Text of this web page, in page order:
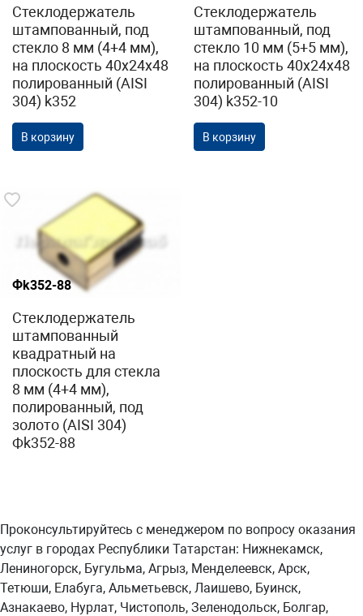
Стеклодержатель
штампованный, под
стекло 8 мм (4+4 мм),
на плоскость 40х24х48
полированный (AISI
304) k352
В корзину
Стеклодержатель
штампованный, под
стекло 10 мм (5+5 мм),
на плоскость 40х24х48
полированный (AISI
304) k352-10
В корзину
Фk352-88
Стеклодержатель
штампованный
квадратный на
плоскость для стекла
8 мм (4+4 мм),
полированный, под
золото (AISI 304)
Фk352-88
Проконсультируйтесь с менеджером по вопросу оказания
услуг в городах Республики Татарстан: Нижнекамск,
Лениногорск, Бугульма, Агрыз, Менделеевск, Арск,
Тетюши, Елабуга, Альметьевск, Лаишево, Буинск,
Азнакаево, Нурлат, Чистополь, Зеленодольск, Болгар,